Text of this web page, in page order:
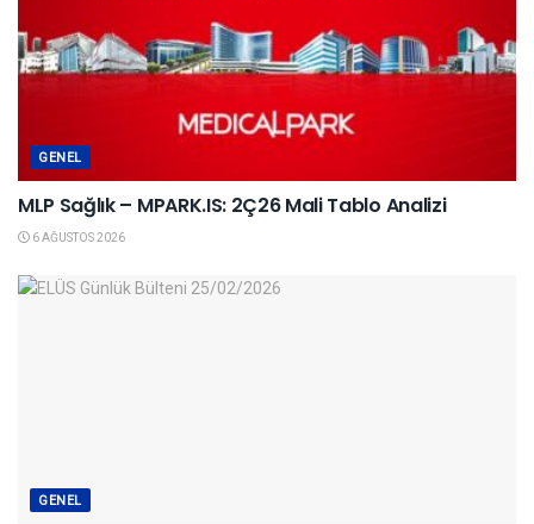
GENEL
MLP Sağlık – MPARK.IS: 2Ç26 Mali Tablo Analizi
6 AĞUSTOS 2026
GENEL